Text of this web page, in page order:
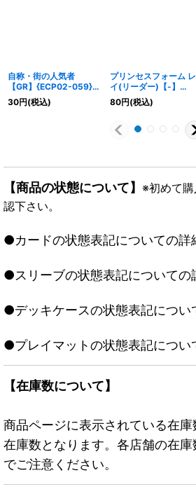
自称・街の人気者
【GR】{ECP02-059}
《ナイトメア》
30円(税込)
プリンセスフォーム レ
イ(リーダー)【-】
{CP04-PR13}《ナイト
メア》
80円(税込)
【商品の状態について】 ※初めて
認下さい。
●カードの状態表記についての詳
●スリーブの状態表記についての
●デッキケースの状態表記につい
●プレイマットの状態表記につい
【在庫数について】
商品ページに表示されている在
在庫数となります。各店舗の在
でご注意ください。